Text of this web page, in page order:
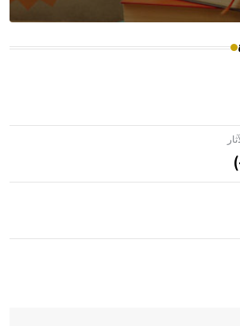
نوع من الفنون الهندسية التي ارتبطت
في بلاد الشام ومصر خاصة، حيث يحرص
مداميكه وخاصة في الواجهات